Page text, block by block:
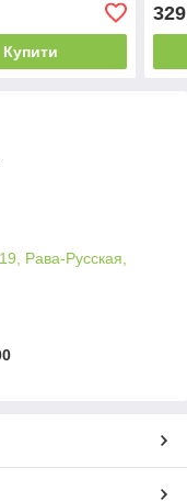
Купити
329
Рава-Русская,